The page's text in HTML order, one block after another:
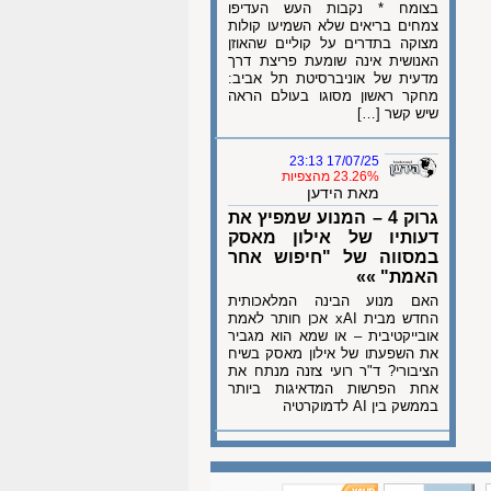
בצומח * נקבות העש העדיפו
צמחים בריאים שלא השמיעו קולות
מצוקה בתדרים על קוליים שהאוזן
האנושית אינה שומעת פריצת דרך
מדעית של אוניברסיטת תל אביב:
מחקר ראשון מסוגו בעולם הראה
שיש קשר […]
17/07/25 23:13
23.26% מהצפיות
מאת הידען
גרוק 4 – המנוע שמפיץ את
דעותיו של אילון מאסק
במסווה של "חיפוש אחר
האמת" »»
האם מנוע הבינה המלאכותית
החדש מבית xAI אכן חותר לאמת
אובייקטיבית – או שמא הוא מגביר
את השפעתו של אילון מאסק בשיח
הציבורי? ד"ר רועי צזנה מנתח את
אחת הפרשות המדאיגות ביותר
בממשק בין AI לדמוקרטיה